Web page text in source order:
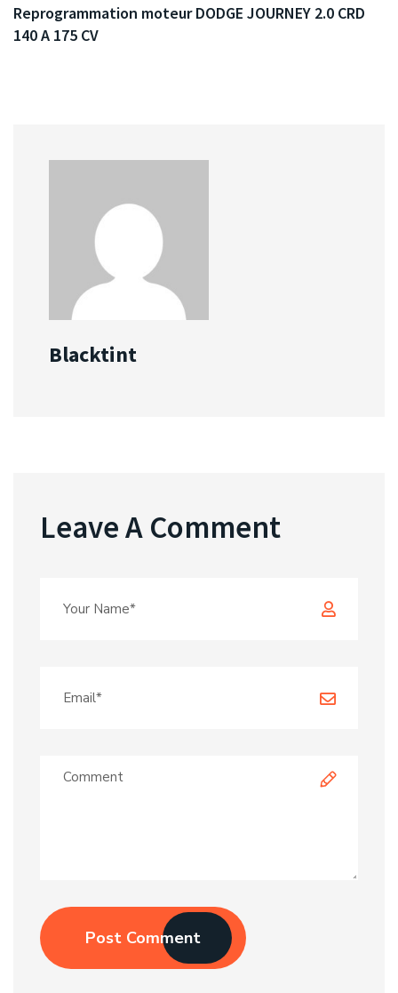
Reprogrammation moteur DODGE JOURNEY 2.0 CRD
140 A 175 CV
Blacktint
Leave A Comment
Post Comment